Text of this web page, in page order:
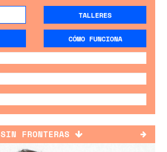
TALLERES
CÓMO FUNCIONA
SIN FRONTERAS